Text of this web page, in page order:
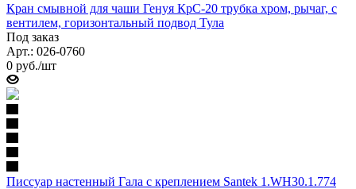
Кран смывной для чаши Генуя КрС-20 трубка хром, рычаг, с
вентилем, горизонтальный подвод Тула
Под заказ
Арт.: 026-0760
0 руб./шт
Писсуар настенный Гала с креплением Santek 1.WH30.1.774